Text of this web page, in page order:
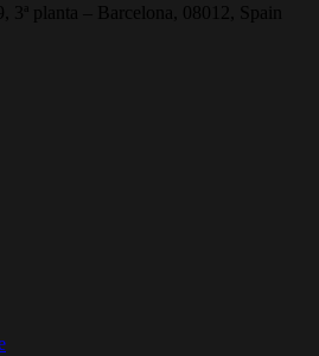
3ª planta – Barcelona, 08012, Spain